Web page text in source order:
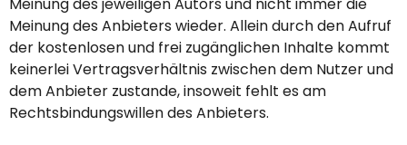
Meinung des Anbieters wieder. Allein durch den Aufruf
der kostenlosen und frei zugänglichen Inhalte kommt
keinerlei Vertragsverhältnis zwischen dem Nutzer und
dem Anbieter zustande, insoweit fehlt es am
Rechtsbindungswillen des Anbieters.